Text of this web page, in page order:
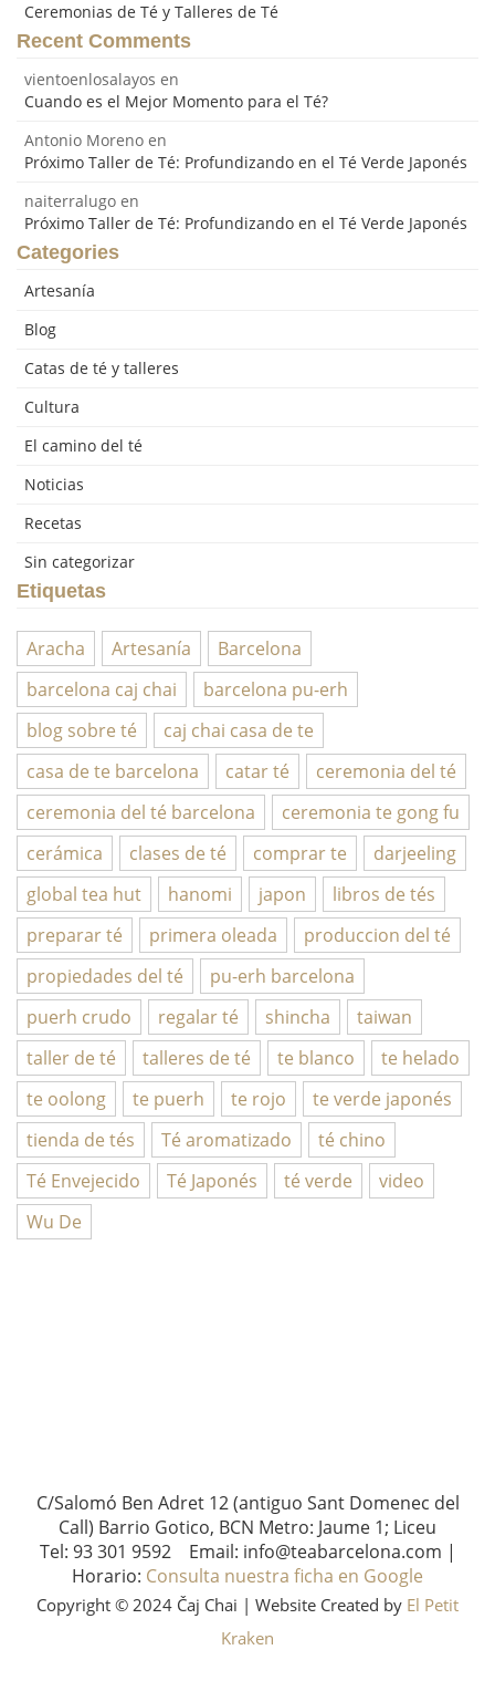
Ceremonias de Té y Talleres de Té
Recent Comments
vientoenlosalayos en
Cuando es el Mejor Momento para el Té?
Antonio Moreno en
Próximo Taller de Té: Profundizando en el Té Verde Japonés
naiterralugo en
Próximo Taller de Té: Profundizando en el Té Verde Japonés
Categories
Artesanía
Blog
Catas de té y talleres
Cultura
El camino del té
Noticias
Recetas
Sin categorizar
Etiquetas
Aracha Artesanía
Barcelona
barcelona caj chai
barcelona pu-erh
blog sobre té
caj chai casa de te
casa de te barcelona
catar té
ceremonia del té
ceremonia del té barcelona
ceremonia te gong fu
cerámica
clases de té comprar te
darjeeling
global tea hut
hanomi japon
libros de tés
preparar té
primera oleada
produccion del té
propiedades del té
pu-erh barcelona
puerh crudo
regalar té shincha
taiwan
taller de té
talleres de té te blanco
te helado
te oolong
te puerh te rojo
te verde japonés
tienda de tés
Té aromatizado
té chino
Té Envejecido
Té Japonés té verde
video
Wu De
C/Salomó Ben Adret 12 (antiguo Sant Domenec del
Call) Barrio Gotico, BCN Metro: Jaume 1; Liceu
Tel: 93 301 9592 Email: info@teabarcelona.com |
Horario: Consulta nuestra ficha en Google
Copyright © 2024 Čaj Chai | Website Created by El Petit
Kraken